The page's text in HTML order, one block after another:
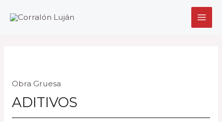
Obra Gruesa
ADITIVOS